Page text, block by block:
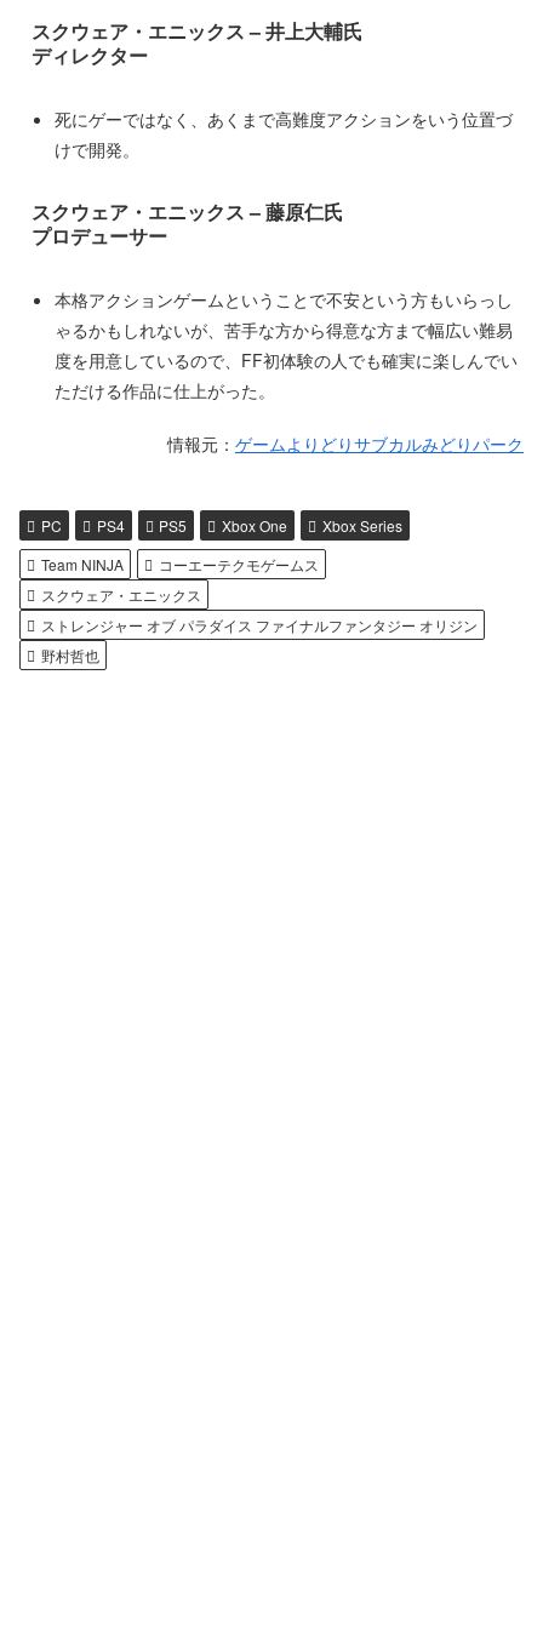
スクウェア・エニックス – 井上大輔氏
ディレクター
死にゲーではなく、あくまで高難度アクションをいう位置づ
けで開発。
スクウェア・エニックス – 藤原仁氏
プロデューサー
本格アクションゲームということで不安という方もいらっし
ゃるかもしれないが、苦手な方から得意な方まで幅広い難易
度を用意しているので、FF初体験の人でも確実に楽しんでい
ただける作品に仕上がった。
情報元： ゲームよりどりサブカルみどりパーク
PC PS4 PS5 Xbox One
Xbox Series
Team NINJA
コーエーテクモゲームス
スクウェア・エニックス
ストレンジャー オブ パラダイス ファイナルファンタジー オリジン
野村哲也